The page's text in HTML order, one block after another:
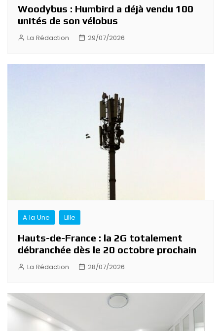
Woodybus : Humbird a déjà vendu 100
unités de son vélobus
La Rédaction 29/07/2026
A la Une Lille
Hauts-de-France : la 2G totalement
débranchée dès le 20 octobre prochain
La Rédaction 28/07/2026